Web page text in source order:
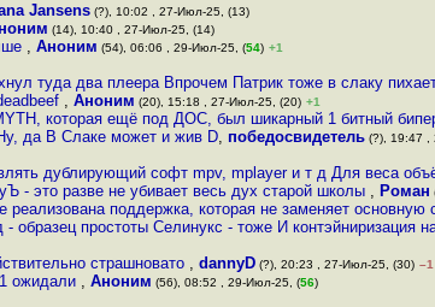
Jansens (?), 10:02 , 27-Июл-25, (13)
(14), 10:40 , 27-Июл-25, (14)
, Аноним (54), 06:06 , 29-Июл-25, (54) +1
туда два плеера Впрочем Патрик тоже в слаку
, Аноним (20), 15:18 , 27-Июл-25, (20) +1
которая ещё под ДОС, был шикарный 1 битный
да В Слаке может и жив D, победосвидетель (?), 19:47 ,
дублирующий софт mpv, mplayer и т д Для веса
- это разве не убивает весь дух старой школы , Роман
реализована поддержка, которая не заменяет основную
- образец простоты Селинукс - тоже И контэйниризация
страшновато , dannyD (?), 20:23 , 27-Июл-25, (30) –1
ожидали , Аноним (56), 08:52 , 29-Июл-25, (56)